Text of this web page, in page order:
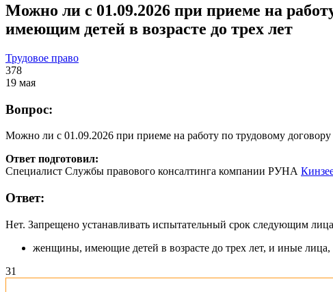
Можно ли с 01.09.2026 при приеме на
имеющим детей в возрасте до трех лет
Трудовое право
378
19 мая
Вопрос:
Можно ли с 01.09.2026 при приеме на работу по трудовому
Ответ подготовил:
Специалист Службы правового консалтинга компании РУНА
Ответ:
Нет. Запрещено устанавливать испытательный срок следующим
женщины, имеющие детей в возрасте до трех лет, и иные
31